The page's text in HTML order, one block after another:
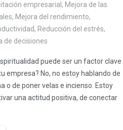
empresarial , Mejora de las
, Mejora del rendimiento,
, Reducción del estrés,
de decisiones
puede ser un factor clave
empresa? No, no estoy hablando de
o de poner velas e incienso. Estoy
una actitud positiva, de conectar